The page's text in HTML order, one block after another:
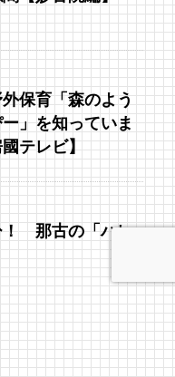
保育「森のよう
」を知っていま
テレビ】
！ 那古の「ハレ